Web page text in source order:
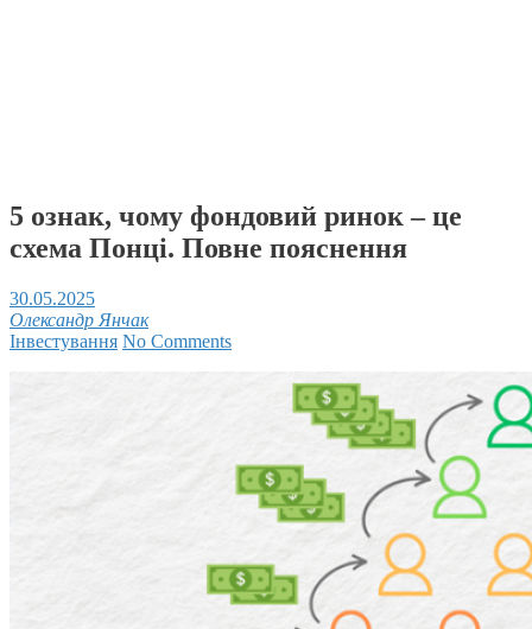
5 ознак, чому фондовий ринок – це
схема Понці. Повне пояснення
30.05.2025
Олександр Янчак
Інвестування No Comments